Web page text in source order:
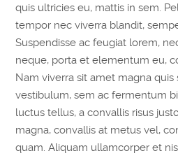
quis ultricies eu, mattis in sem.
tempor nec viverra blandit,
Suspendisse ac feugiat lorem,
neque, porta et elementum eu,
Nam viverra sit amet magna quis
vestibulum, sem ac fermentum
luctus tellus, a convallis risus
magna, convallis at metus vel,
quam. Aliquam ullamcorper et